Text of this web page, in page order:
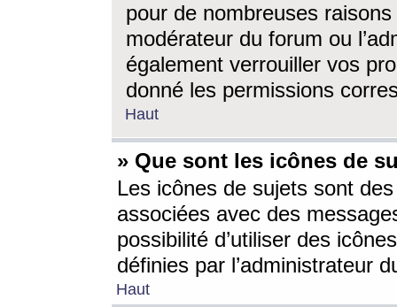
pour de nombreuses
modérateur du forum ou
également verrouiller vos
donné les permissions
Haut
» Que sont les icônes de
Les icônes de sujets sont
associées avec des
possibilité d’utiliser des
définies par l’administrateur
Haut